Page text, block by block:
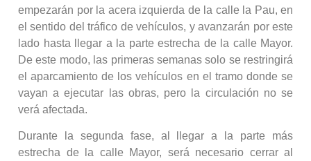
empezarán por la acera izquierda de la calle la Pau, en
el sentido del tráfico de vehículos, y avanzarán por este
lado hasta llegar a la parte estrecha de la calle Mayor.
De este modo, las primeras semanas solo se restringirá
el aparcamiento de los vehículos en el tramo donde se
vayan a ejecutar las obras, pero la circulación no se
verá afectada.
Durante la segunda fase, al llegar a la parte más
estrecha de la calle Mayor, será necesario cerrar al